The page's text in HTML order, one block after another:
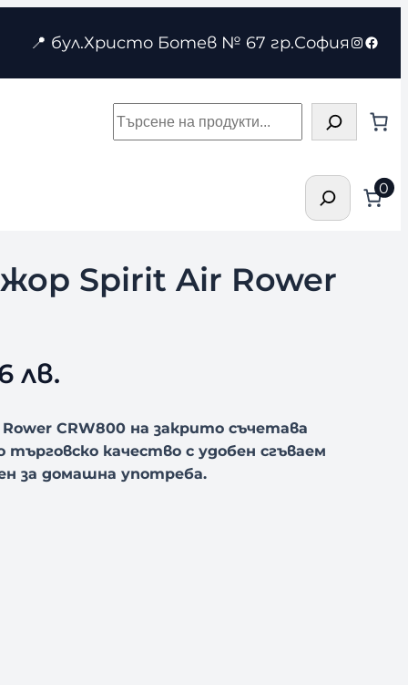
📍 бул.Христо Ботев № 67 гр.София
Търсене
Търсене0
Spirit Air Rower
лв.
CRW800 на закрито съчетава
качество с удобен сгъваем
за домашна употреба.